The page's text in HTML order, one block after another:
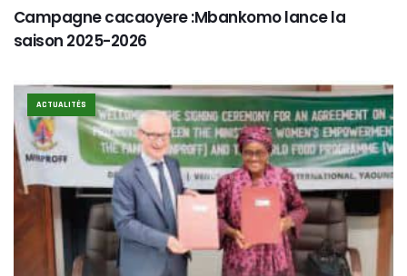
Campagne cacaoyere :Mbankomo lance la
saison 2025-2026
ACTUALITÉS